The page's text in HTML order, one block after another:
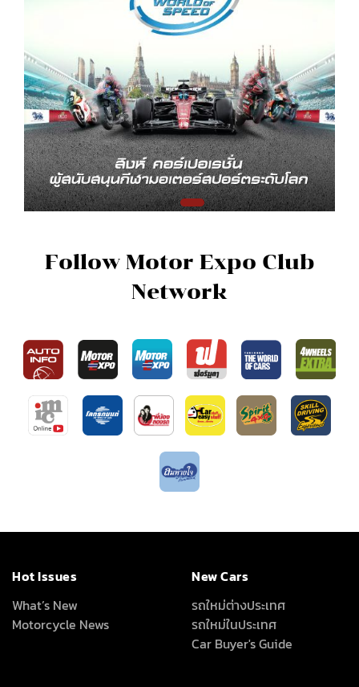
Follow Motor Expo Club
Network
Hot Issues
What’s New
Motorcycle News
New Cars
รถใหม่ต่างประเทศ
รถใหม่ในประเทศ
Car Buyer's Guide